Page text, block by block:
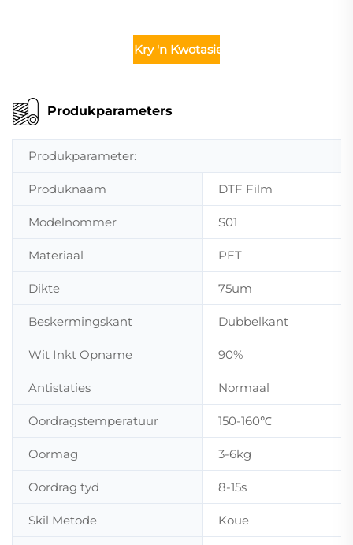
Kry 'n Kwotasie
Produkparameters
Produkparameter:
Produknaam DTF Film
Modelnommer S01
Materiaal PET
Dikte 75um
Beskermingskant Dubbelkant
Wit Inkt Opname 90%
Antistaties Normaal
Oordragstemperatuur 150-160℃
Oormag 3-6kg
Oordrag tyd 8-15s
Skil Metode Koue